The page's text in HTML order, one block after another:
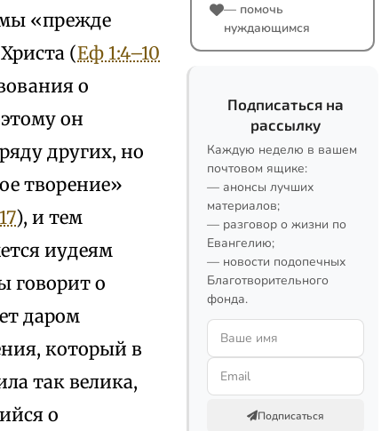
мы «прежде
(Еф 1:4–10
о
он
других, но
творение»
), и тем
иудеям
говорит о
даром
который в
так велика,
о
— помочь
нуждающимся
Подписаться на
рассылку
Каждую неделю в вашем
почтовом ящике:
— анонсы лучших
материалов;
— разговор о жизни по
Евангелию;
— новости подопечных
Благотворительного
фонда.
Подписаться